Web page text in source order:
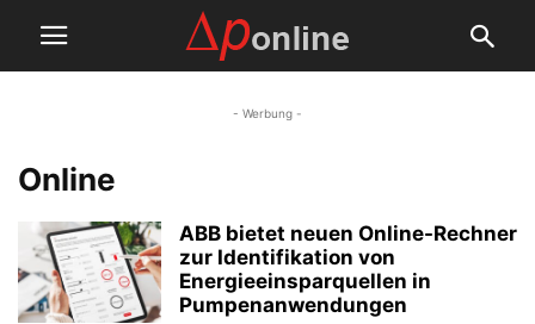
- Werbung -
Online
ABB bietet neuen Online-Rechner
zur Identifikation von
Energieeinsparquellen in
Pumpenanwendungen